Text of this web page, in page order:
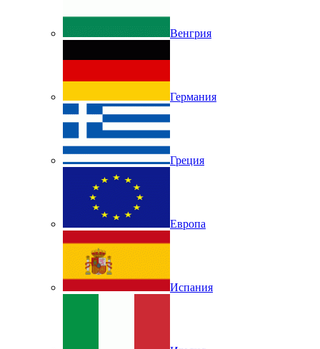
Венгрия
Германия
Греция
Европа
Испания